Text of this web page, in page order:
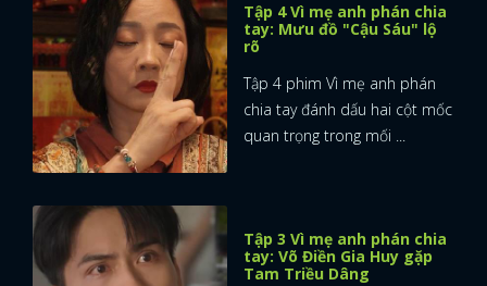
Tập 4 Vì mẹ anh phán chia
tay: Mưu đồ "Cậu Sáu" lộ
rõ
Tập 4 phim Vì mẹ anh phán
chia tay đánh dấu hai cột mốc
quan trọng trong mối ...
Tập 3 Vì mẹ anh phán chia
tay: Võ Điền Gia Huy gặp
Tam Triều Dâng